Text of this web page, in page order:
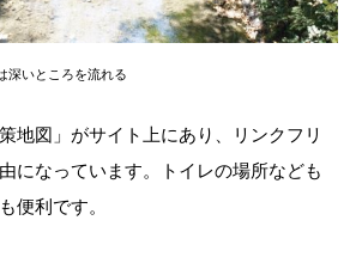
深いところを流れる
地図」がサイト上にあり、リンクフリ
になっています。トイレの場所なども
便利です。